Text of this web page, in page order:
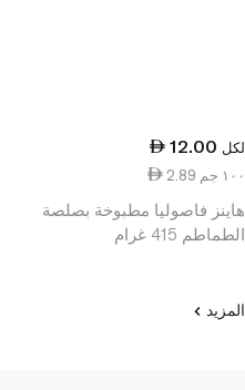
12.00 لكل
2.89 ١٠٠ جم
هاينز فاصوليا مطبوخة بصلصة
الطماطم 415 غرام
المزيد